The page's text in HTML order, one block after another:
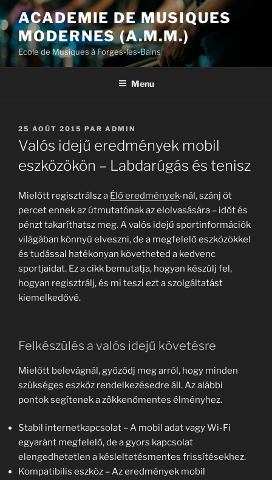
Aller
au
contenu
principal
ACADEMIE DE MUSIQUES
MODERNES (A.M.M.)
Ecole de Musiques à Forges-les-Bains
Menu
PUBLIÉ
LE
25 AOÛT 2015 PAR ADMIN
Valós idejű eredmények mobil
eszközökön – Labdarúgás és tenisz
Mielőtt regisztrálsz a Élő eredmények-nál, szánj öt
percet ennek az útmutatónak az elolvasására – időt és
pénzt takaríthatsz meg. A valós idejű sportinformációk
világában könnyű elveszni, de a megfelelő eszközökkel
és tudással hatékonyan követheted a kedvenc
sportjaidat. Ez a cikk bemutatja, hogyan készülj fel,
hogyan regisztrálj, és mi teszi ezt a szolgáltatást
kiemelkedővé.
Felkészülés a valós idejű követésre
Mielőtt belevágnál, győződj meg arról, hogy minden
szükséges eszköz rendelkezésedre áll. Az alábbi
pontok segítenek a zökkenőmentes élményhez.
Stabil internetkapcsolat – A mobil adat vagy Wi-Fi
egyaránt megfelelő, de a gyors kapcsolat
elengedhetetlen a késleltetésmentes frissítésekhez.
Kompatibilis eszköz – Az eredmények mobil